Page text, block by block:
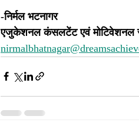
-निर्मल भटनागर
एजुकेशनल कंसलटेंट एवं मोटिवेशनल